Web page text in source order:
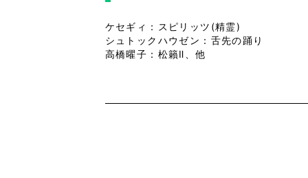
ケセギィ：スピリッツ(精霊)
シュトックハウゼン：舌先の踊り
高橋曜子：松籟Ⅱ、他